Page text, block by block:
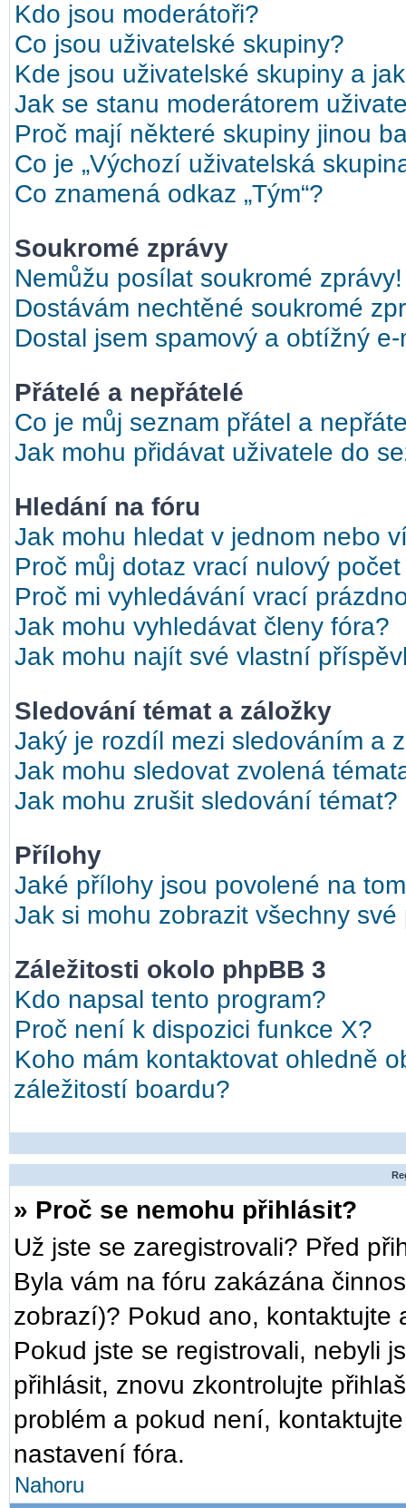
Kdo jsou moderátoři?
Co jsou uživatelské skupiny?
Kde jsou uživatelské skupiny a
Jak se stanu moderátorem
Proč mají některé skupiny jinou
Co je „Výchozí uživatelská
Co znamená odkaz „Tým“?
Soukromé zprávy
Nemůžu posílat soukromé zprávy!
Dostávám nechtěné soukromé
Dostal jsem spamový a obtížný
Přátelé a nepřátelé
Co je můj seznam přátel a
Jak mohu přidávat uživatele do
Hledání na fóru
Jak mohu hledat v jednom nebo
Proč můj dotaz vrací nulový
Proč mi vyhledávání vrací
Jak mohu vyhledávat členy fóra?
Jak mohu najít své vlastní
Sledování témat a záložky
Jaký je rozdíl mezi sledováním a
Jak mohu sledovat zvolená
Jak mohu zrušit sledování témat?
Přílohy
Jaké přílohy jsou povolené na
Jak si mohu zobrazit všechny své
Záležitosti okolo phpBB 3
Kdo napsal tento program?
Proč není k dispozici funkce X?
Koho mám kontaktovat ohledně
záležitostí boardu?
» Proč se nemohu přihlásit?
Už jste se zaregistrovali? Před
Byla vám na fóru zakázána
zobrazí)? Pokud ano, kontaktujte
Pokud jste se registrovali, nebyli
přihlásit, znovu zkontrolujte
problém a pokud není,
nastavení fóra.
Nahoru